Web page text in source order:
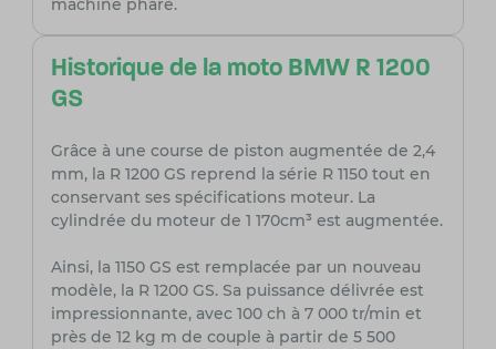
machine phare.
Historique de la moto BMW R 1200
GS
Grâce à une course de piston augmentée de 2,4
mm, la R 1200 GS reprend la série R 1150 tout en
conservant ses spécifications moteur. La
cylindrée du moteur de 1 170cm³ est augmentée.
Ainsi, la 1150 GS est remplacée par un nouveau
modèle, la R 1200 GS. Sa puissance délivrée est
impressionnante, avec 100 ch à 7 000 tr/min et
près de 12 kg m de couple à partir de 5 500